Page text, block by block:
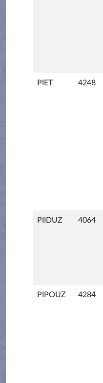
PIET 4248
PIIDUZ 4064
PIPOUZ 4284